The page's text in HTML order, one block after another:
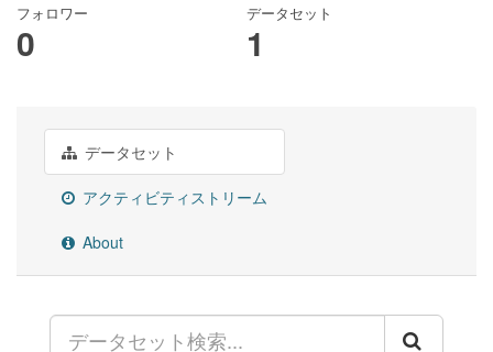
フォロワー
0
データセット
1
データセット
アクティビティストリーム
About